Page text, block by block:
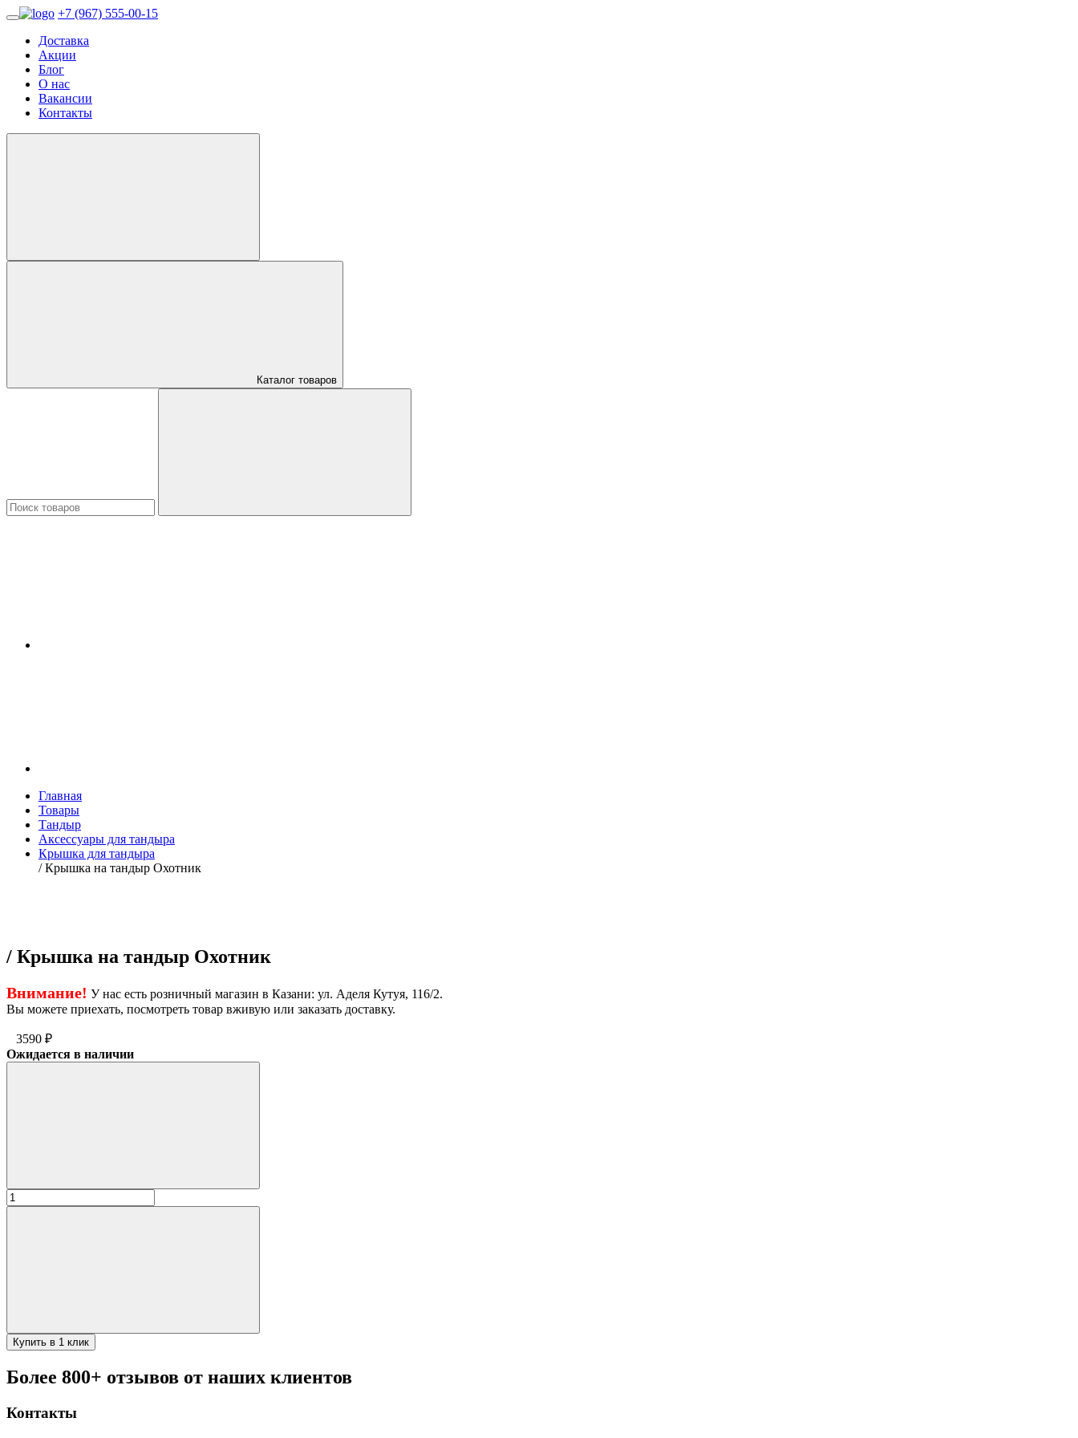
+7 (967) 555-00-15
Доставка
Акции
Блог
О нас
Вакансии
Контакты
Каталог товаров
Главная
Товары
Тандыр
Аксессуары для тандыра
Крышка для тандыра
/ Крышка на тандыр Охотник
/ Крышка на тандыр Охотник
Внимание! У нас есть розничный магазин в Казани: ул. Аделя Кутуя, 116/2.
Вы можете приехать, посмотреть товар вживую или заказать доставку.
3590 ₽
Ожидается в наличии
Количество
товара
Купить в 1 клик
Более 800+ отзывов от наших клиентов
Контакты